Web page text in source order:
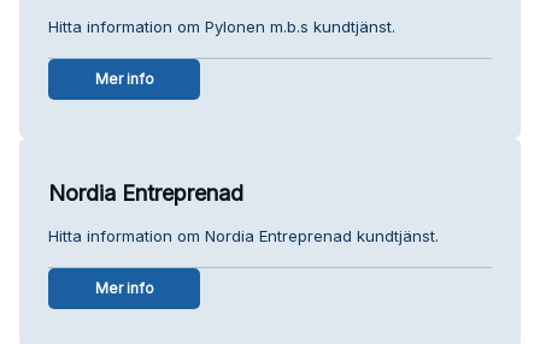
Hitta information om Pylonen m.b.s kundtjänst.
Mer info
Nordia Entreprenad
Hitta information om Nordia Entreprenad kundtjänst.
Mer info